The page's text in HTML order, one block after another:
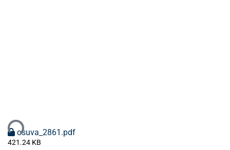
osuva_2861.pdf
421.24 KB